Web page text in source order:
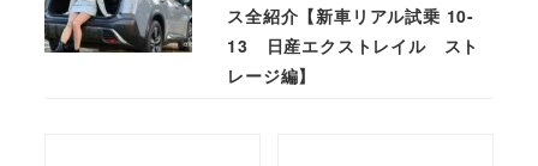
ス全紹介【新車リアル試乗 10-
13 日産エクストレイル スト
レージ編】